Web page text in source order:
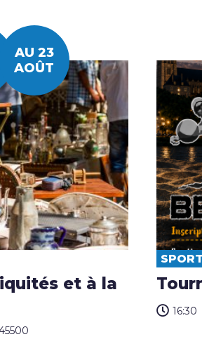
AU 23
AOÛT
et à la
SPORT
16:30